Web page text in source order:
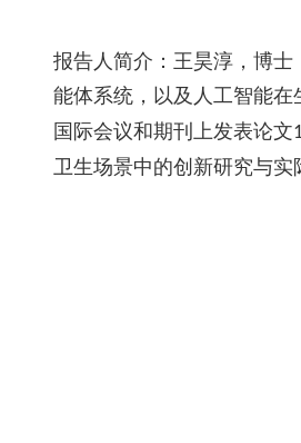
报告人简介：王昊淳，博
能体系统，以及人工智能
国际会议和期刊上发表论文
卫生场景中的创新研究与实